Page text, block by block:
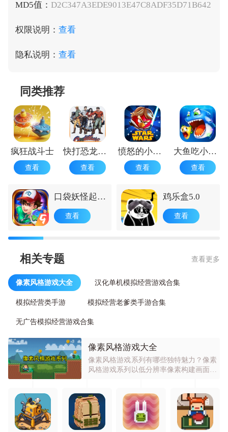
MD5值： D2C347A3EDE9013E47C8ADF35D71B642
权限说明： 查看
隐私说明： 查看
同类推荐
疯狂战斗士
查看
快打恐龙正版
查看
愤怒的小鸟星球大战1.9.25
查看
大鱼吃小鱼游戏手机版 手机版
查看
口袋妖怪起源
查看
鸡乐盒5.0
查看
相关专题 查看更多
像素风格游戏大全 汉化单机模拟经营游戏合集
模拟经营类手游 模拟经营老爹类手游合集
无广告模拟经营游戏合集
像素风格游戏大全
像素风格游戏系列有哪些独特魅力？像素
风格游戏系列以低分辨率像素构建画面，
演类等。其特点是画面简洁但游戏性丰
富，操作通常简单直观。因能营造怀旧氛
围、激发创造力，且开发成本低使玩法创
新更丰富而受欢迎。可让玩家在简单的画